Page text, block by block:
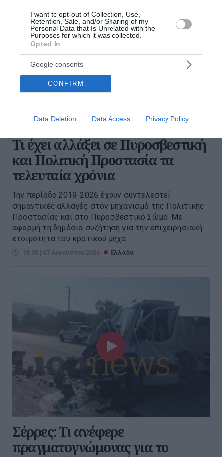
I want to opt-out of Collection, Use,
Retention, Sale, and/or Sharing of my
Personal Data that Is Unrelated with the
Purposes for which it was collected.
Opted In
Google consents
CONFIRM
Data Deletion Data Access Privacy Policy
Τι έχει αλλάξει σε Πυροσβεστική
και Πολιτική Προστασία τα
τελευταία χρόνια
Την περίοδο 2019-2026 έχουν συντελεστεί
σημαντικές αλλαγές στον μηχανισμό της Πολιτικής
Προστασίας και στο Πυροσβεστικό Σώμα. Με
αφορμή τη δημόσια συζήτηση για την επιχειρησιακή
ετοιμότητα του κρατικού μηχα...
18:05 | 07 Αυγούστου 2026 Ελλάδα
Σέρρες: Τι ανέφερε
πραγματογνώμονας για το